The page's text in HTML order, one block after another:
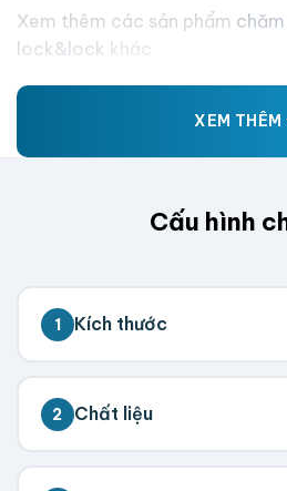
Xem thêm các sản phẩm
lock&lock khác
XEM THÊM
Cấu hình
1 Kích thước
💡 Đo kích thước bên trong
sản phẩm). Chúng tôi sẽ
thước tổng thể.
2 Chất liệu